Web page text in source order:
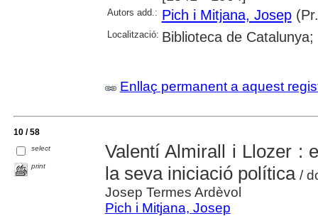
Autors add.: Pich i Mitjana, Josep
Localització: Biblioteca de
Enllaç permanent a aquest
10 / 58
select
print
Valentí Almirall i Llozer :
la seva iniciació política/
Josep Termes Ardèvol
Pich i Mitjana, Josep